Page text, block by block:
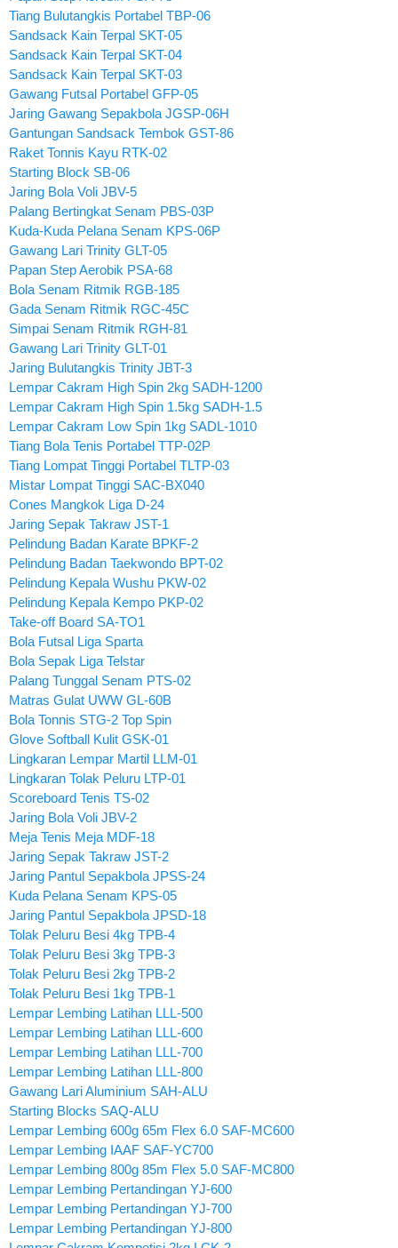
Tiang Bulutangkis Portabel TBP-06
Sandsack Kain Terpal SKT-05
Sandsack Kain Terpal SKT-04
Sandsack Kain Terpal SKT-03
Gawang Futsal Portabel GFP-05
Jaring Gawang Sepakbola JGSP-06H
Gantungan Sandsack Tembok GST-86
Raket Tonnis Kayu RTK-02
Starting Block SB-06
Jaring Bola Voli JBV-5
Palang Bertingkat Senam PBS-03P
Kuda-Kuda Pelana Senam KPS-06P
Gawang Lari Trinity GLT-05
Papan Step Aerobik PSA-68
Bola Senam Ritmik RGB-185
Gada Senam Ritmik RGC-45C
Simpai Senam Ritmik RGH-81
Gawang Lari Trinity GLT-01
Jaring Bulutangkis Trinity JBT-3
Lempar Cakram High Spin 2kg SADH-1200
Lempar Cakram High Spin 1.5kg SADH-1.5
Lempar Cakram Low Spin 1kg SADL-1010
Tiang Bola Tenis Portabel TTP-02P
Tiang Lompat Tinggi Portabel TLTP-03
Mistar Lompat Tinggi SAC-BX040
Cones Mangkok Liga D-24
Jaring Sepak Takraw JST-1
Pelindung Badan Karate BPKF-2
Pelindung Badan Taekwondo BPT-02
Pelindung Kepala Wushu PKW-02
Pelindung Kepala Kempo PKP-02
Take-off Board SA-TO1
Bola Futsal Liga Sparta
Bola Sepak Liga Telstar
Palang Tunggal Senam PTS-02
Matras Gulat UWW GL-60B
Bola Tonnis STG-2 Top Spin
Glove Softball Kulit GSK-01
Lingkaran Lempar Martil LLM-01
Lingkaran Tolak Peluru LTP-01
Scoreboard Tenis TS-02
Jaring Bola Voli JBV-2
Meja Tenis Meja MDF-18
Jaring Sepak Takraw JST-2
Jaring Pantul Sepakbola JPSS-24
Kuda Pelana Senam KPS-05
Jaring Pantul Sepakbola JPSD-18
Tolak Peluru Besi 4kg TPB-4
Tolak Peluru Besi 3kg TPB-3
Tolak Peluru Besi 2kg TPB-2
Tolak Peluru Besi 1kg TPB-1
Lempar Lembing Latihan LLL-500
Lempar Lembing Latihan LLL-600
Lempar Lembing Latihan LLL-700
Lempar Lembing Latihan LLL-800
Gawang Lari Aluminium SAH-ALU
Starting Blocks SAQ-ALU
Lempar Lembing 600g 65m Flex 6.0 SAF-MC600
Lempar Lembing IAAF SAF-YC700
Lempar Lembing 800g 85m Flex 5.0 SAF-MC800
Lempar Lembing Pertandingan YJ-600
Lempar Lembing Pertandingan YJ-700
Lempar Lembing Pertandingan YJ-800